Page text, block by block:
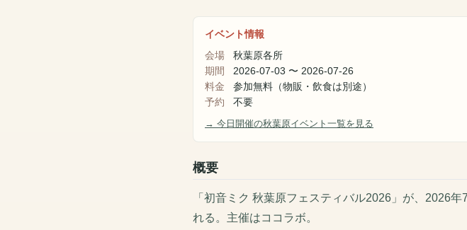
イベント情報
会場
秋葉原各所
期間
2026-07-03 〜 2026-07-26
料金
参加無料（物販・飲食は別途）
予約
不要
→ 今日開催の秋葉原イベント一覧を見る
概要
「初音ミク 秋葉原フェスティバル2026」が、2026
れる。主催はココラボ。